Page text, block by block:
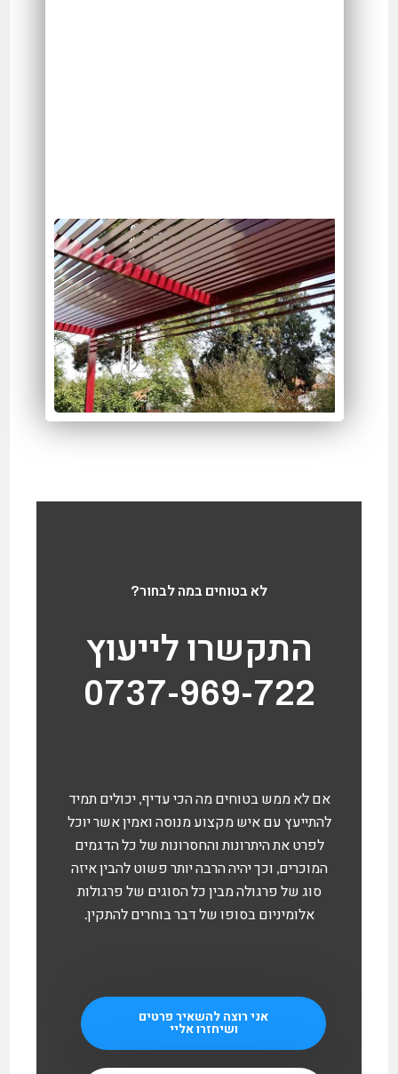
לא בטוחים במה לבחור?
התקשרו לייעוץ
0737-969-722
אם לא ממש בטוחים מה הכי עדיף, יכולים תמיד
להתייעץ עם איש מקצוע מנוסה ואמין אשר יוכל
לפרט את היתרונות והחסרונות של כל הדגמים
המוכרים, וכך יהיה הרבה יותר פשוט להבין איזה
סוג של פרגולה מבין כל הסוגים של פרגולות
אלומיניום בסופו של דבר בוחרים להתקין.
אני רוצה להשאיר פרטים
ושיחזרו אליי